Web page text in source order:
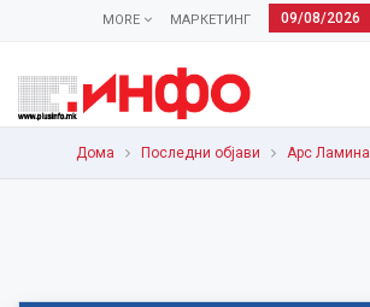
09/08/2026
МАРКЕТИНГ
MORE
Дома Последни објави Арс Ламина